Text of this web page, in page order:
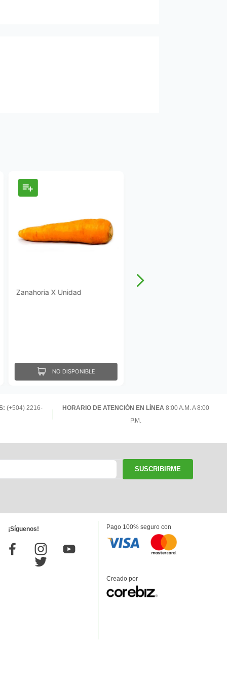
Zanahoria X Unidad
NO DISPONIBLE
(+504) 2216-
HORARIO DE ATENCIÓN EN LÍNEA 8:00 A.M. A 8:00
P.M.
SUSCRIBIRME
¡Síguenos! Pago 100% seguro con
Creado por